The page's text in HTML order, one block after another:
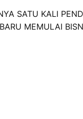
SATU KALI
MEMULAI